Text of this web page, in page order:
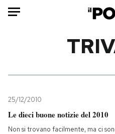
Mondo
Politica
Tecnologia
25/12/2010
Le dieci buone notizie del 2010
Non si trovano facilmente, ma ci